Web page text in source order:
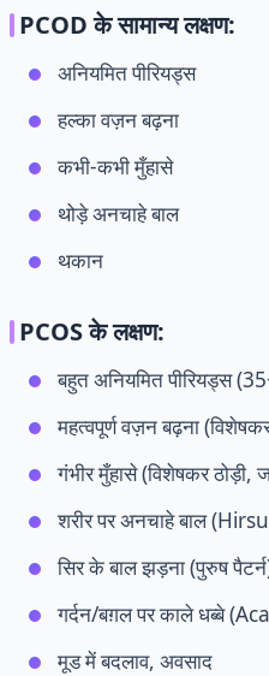
PCOD के सामान्य लक्षण:
अनियमित पीरियड्स
हल्का वज़न बढ़ना
कभी-कभी मुँहासे
थोड़े अनचाहे बाल
थकान
PCOS के लक्षण:
बहुत अनियमित पीरियड्स
महत्वपूर्ण वज़न बढ़ना
गंभीर मुँहासे (विशेषकर ठोड़ी,
शरीर पर अनचाहे बाल
सिर के बाल झड़ना (पुरुष
गर्दन/बग़ल पर काले धब्बे
मूड में बदलाव, अवसाद